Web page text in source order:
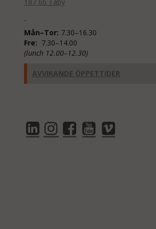
Mån–Tor: 7.30–16.30
Fre: 7.30–14.00
(lunch 12.00–12.30)
AVVIKANDE ÖPPETTIDER